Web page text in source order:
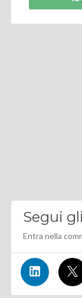
Segui
Entra nella